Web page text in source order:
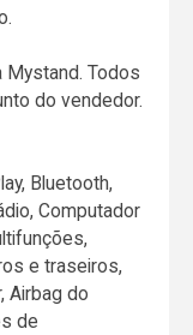
Mystand. Todos
do vendedor.
Bluetooth,
Computador
e traseiros,
Airbag do
de